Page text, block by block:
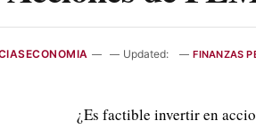
Updated: FINANZAS
¿Es factible invertir en